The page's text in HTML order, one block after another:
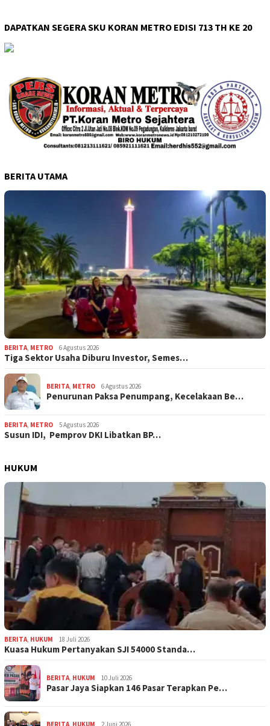
DAPATKAN SEGERA SKU KORAN METRO EDISI 713 TH KE 20
BERITA UTAMA
BERITA, METRO 6 Agustus 2026
Tiga Sektor Usaha Diburu Investor, Semes…
BERITA, METRO 6 Agustus 2026
Penurunan Paksa Penumpang, Kecelakaan Be…
BERITA, METRO 5 Agustus 2026
Susun IDI, Pemprov DKI Libatkan BP…
HUKUM
BERITA HUKUM 18 Juli 2026
Kuasa Hukum Pertanyakan SJI 54000 Standa…
BERITA HUKUM 10 Juli 2026
Pasar Jaya Siapkan 146 Pasar Terapkan Pe…
BERITA HUKUM 2 Juni 2026